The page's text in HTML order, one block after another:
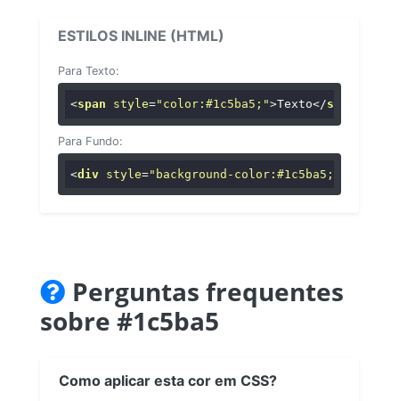
ESTILOS INLINE (HTML)
Para Texto:
<span style="color:#1c5ba5;">Texto</span
Para Fundo:
<div style="background-color:#1c5ba5;"
Perguntas frequentes
sobre #1c5ba5
Como aplicar esta cor em CSS?